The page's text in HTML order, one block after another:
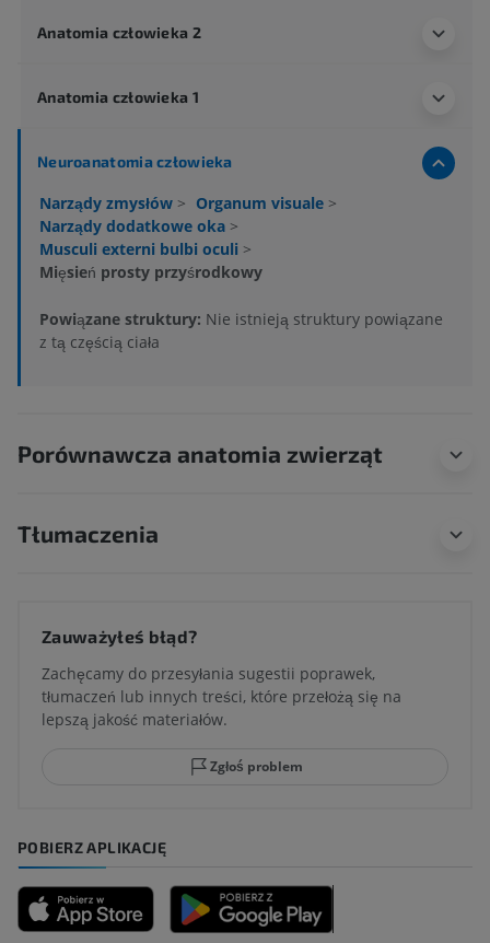
Anatomia człowieka 2
Anatomia człowieka 1
Neuroanatomia człowieka
Narządy zmysłów > Organum visuale >
Narządy dodatkowe oka >
Musculi externi bulbi oculi >
Mięsień prosty przyśrodkowy
Powiązane struktury: Nie istnieją struktury powiązane
z tą częścią ciała
Porównawcza anatomia zwierząt
Tłumaczenia
Zauważyłeś błąd?
Zachęcamy do przesyłania sugestii poprawek,
tłumaczeń lub innych treści, które przełożą się na
lepszą jakość materiałów.
Zgłoś problem
POBIERZ APLIKACJĘ